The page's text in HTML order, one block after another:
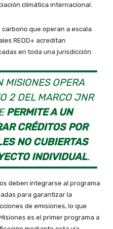
climática internacional.
que operan a escala
REDD+ acreditan
en toda una jurisdicción.
MISIONES OPERA
2 DEL MARCO JNR
PERMITE A UN
CRÉDITOS POR
NO CUBIERTAS
INDIVIDUAL.
deben integrarse al programa
para garantizar la
de emisiones, lo que
es el primer programa a